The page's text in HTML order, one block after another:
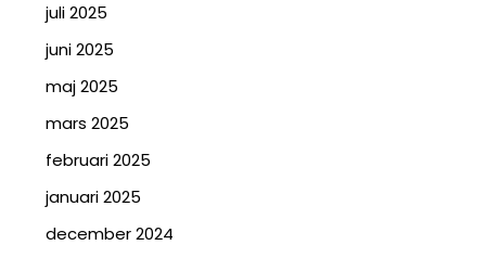
juli 2025
juni 2025
maj 2025
mars 2025
februari 2025
januari 2025
december 2024